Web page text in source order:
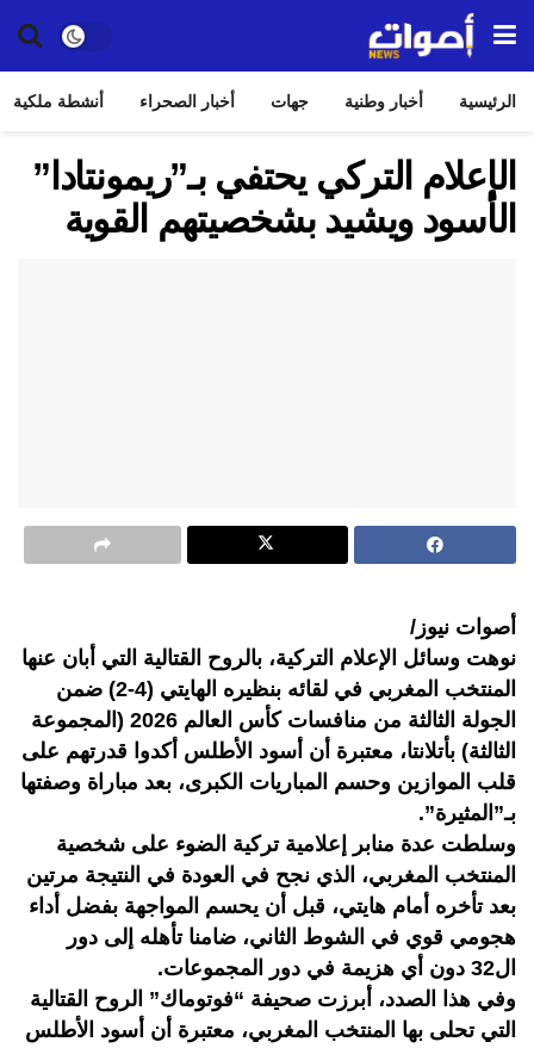
الرئيسية أخبار وطنية جهات أخبار الصحراء أنشطة ملكية
الإعلام التركي يحتفي بـ”ريمونتادا”
الأسود ويشيد بشخصيتهم القوية
أصوات نيوز/
نوهت وسائل الإعلام التركية، بالروح القتالية التي أبان عنها
المنتخب المغربي في لقائه بنظيره الهايتي (4-2) ضمن
الجولة الثالثة من منافسات كأس العالم 2026 (المجموعة
الثالثة) بأتلانتا، معتبرة أن أسود الأطلس أكدوا قدرتهم على
قلب الموازين وحسم المباريات الكبرى، بعد مباراة وصفتها
بـ”المثيرة”.
وسلطت عدة منابر إعلامية تركية الضوء على شخصية
المنتخب المغربي، الذي نجح في العودة في النتيجة مرتين
بعد تأخره أمام هايتي، قبل أن يحسم المواجهة بفضل أداء
هجومي قوي في الشوط الثاني، ضامنا تأهله إلى دور
ال32 دون أي هزيمة في دور المجموعات.
وفي هذا الصدد، أبرزت صحيفة “فوتوماك” الروح القتالية
التي تحلى بها المنتخب المغربي، معتبرة أن أسود الأطلس